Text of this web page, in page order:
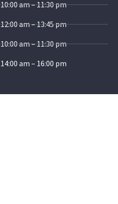
10:00 am – 11:30 pm
12:00 am – 13:45 pm
10:00 am – 11:30 pm
14:00 am – 16:00 pm